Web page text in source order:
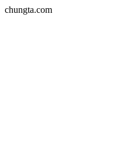
chungta.com